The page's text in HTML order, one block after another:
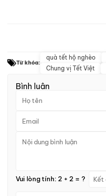
Từ khóa:
quà tết hộ nghèo
Chung vị Tết Việt
Bình luận
Vui lòng tính: 2 + 2 = ?